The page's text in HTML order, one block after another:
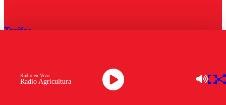
Radio Agricultura
Radio en Vivo
Tarifas